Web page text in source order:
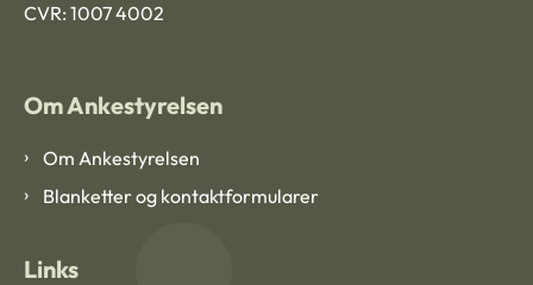
CVR: 1007 4002
Om Ankestyrelsen
Om Ankestyrelsen
Blanketter og kontaktformularer
Links